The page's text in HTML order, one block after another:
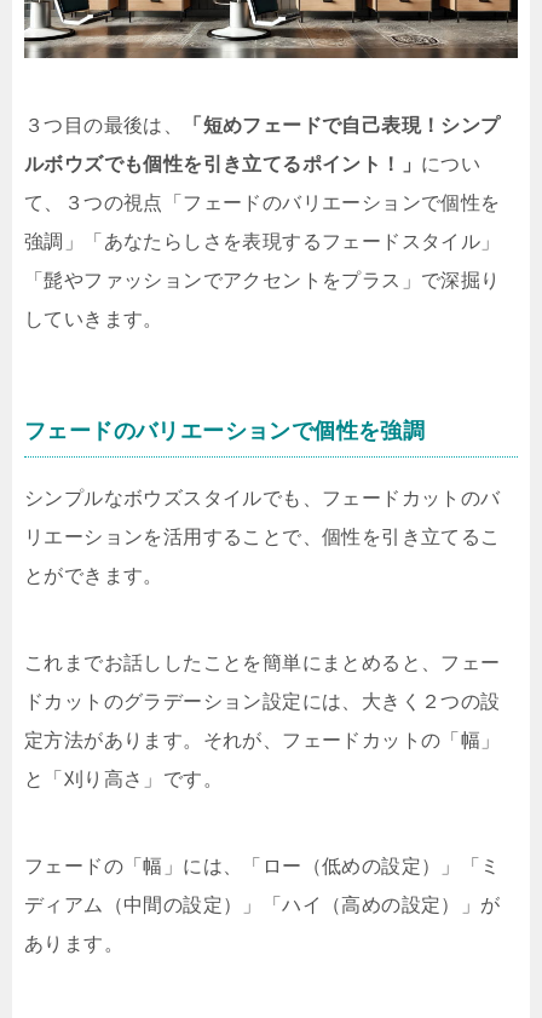
３つ目の最後は、
「短めフェードで自己表現！シンプ
ルボウズでも個性を引き立てるポイント！」 につい
て、３つの視点「フェードのバリエーションで個性を
強調」「あなたらしさを表現するフェードスタイル」
「髭やファッションでアクセントをプラス」で深掘り
していきます。
フェードのバリエーションで個性を強調
シンプルなボウズスタイルでも、フェードカットのバ
リエーションを活用することで、個性を引き立てるこ
とができます。
これまでお話ししたことを簡単にまとめると、フェー
ドカットのグラデーション設定には、大きく２つの設
定方法があります。それが、フェードカットの「幅」
と「刈り高さ」です。
フェードの「幅」には、「ロー（低めの設定）」「ミ
ディアム（中間の設定）」「ハイ（高めの設定）」が
あります。